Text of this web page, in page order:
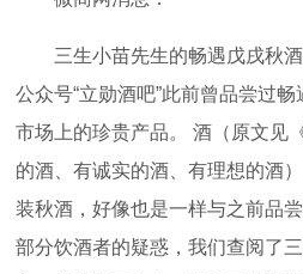
三生小苗先生的畅遇戊戌秋
公众号“立勋酒吧”此前曾品尝过
市场上的珍贵产品。 酒（原文见
的酒、有诚实的酒、有理想的酒
装秋酒，好像也是一样与之前品
部分饮酒者的疑惑，我们查阅了